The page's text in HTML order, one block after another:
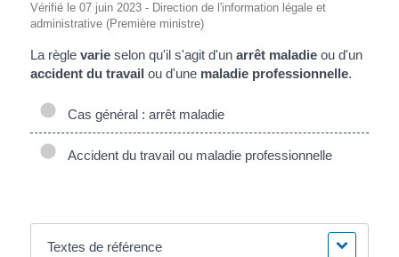
Vérifié le 07 juin 2023 - Direction de l'information légale et
administrative (Première ministre)
La règle varieselon qu'il s'agit d'un arrêt maladieou d'un
accident du travail ou d'une maladie professionnelle.
Cas général : arrêt maladie
Accident du travail ou maladie professionnelle
Textes de référence